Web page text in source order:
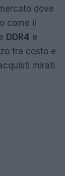
dove
come il
DDR4 e
tra costo e
mirati